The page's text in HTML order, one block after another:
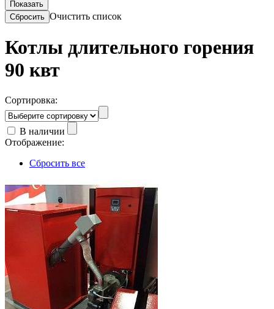
Очистить список
Котлы длительного горения
90 квт
Сортировка:
В наличии
Отображение:
Сбросить все